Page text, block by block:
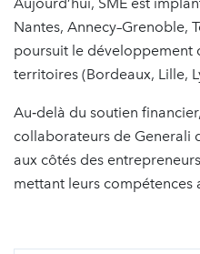
Nantes, Annecy–Grenoble,
poursuit le développement
territoires (Bordeaux, Lille,
Au‑delà du soutien
collaborateurs de Generali
aux côtés des
mettant leurs compétences